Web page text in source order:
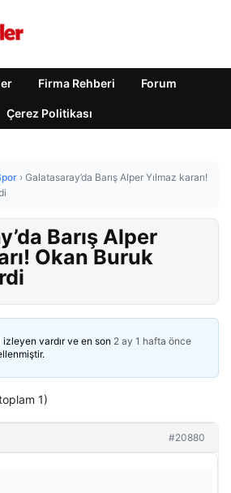
Firma Rehberi Forum
Çerez Politikası
› Galatasaray’da Barış Alper Yılmaz kararı!
Barış Alper
Okan Buruk
izleyen vardır ve en son 2 ay 1 hafta önce
1)
#20880